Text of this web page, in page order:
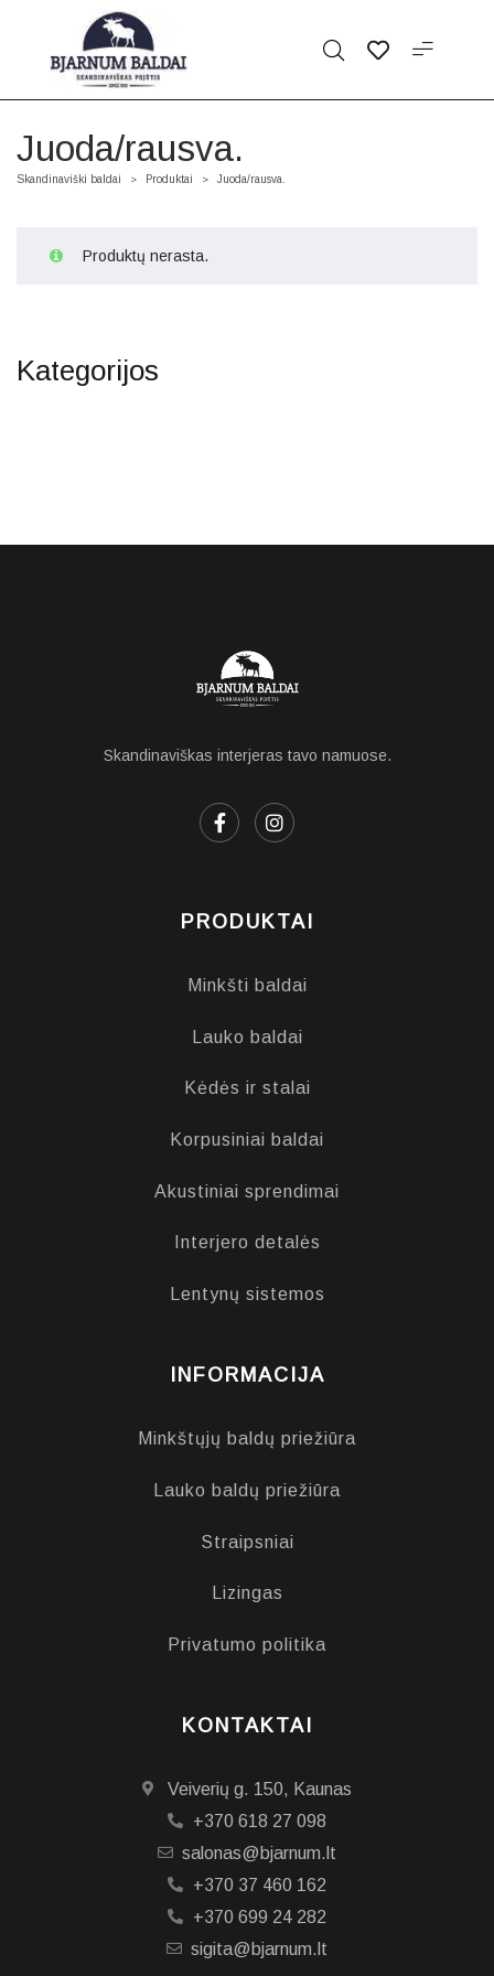
Juoda/rausva.
Skandinaviški baldai > Produktai > Juoda/rausva.
Produktų nerasta.
Kategorijos
Skandinaviškas interjeras tavo namuose.
PRODUKTAI
Minkšti baldai
Lauko baldai
Kėdės ir stalai
Korpusiniai baldai
Akustiniai sprendimai
Interjero detalės
Lentynų sistemos
INFORMACIJA
Minkštųjų baldų priežiūra
Lauko baldų priežiūra
Straipsniai
Lizingas
Privatumo politika
KONTAKTAI
Veiverių g. 150, Kaunas
+370 618 27 098
salonas@bjarnum.lt
+370 37 460 162
+370 699 24 282
sigita@bjarnum.lt